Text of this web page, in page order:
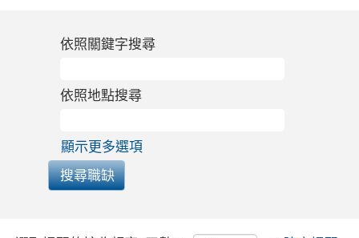
依照關鍵字搜尋
依照地點搜尋
顯示更多選項